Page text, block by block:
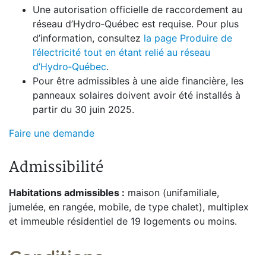
Une autorisation officielle de raccordement au
réseau d’Hydro‑Québec est requise. Pour plus
d’information, consultez la page Produire de
l’électricité tout en étant relié au réseau
d’Hydro‑Québec.
Pour être admissibles à une aide financière, les
panneaux solaires doivent avoir été installés à
partir du 30 juin 2025.
Faire une demande
Admissibilité
Habitations admissibles : maison (unifamiliale,
jumelée, en rangée, mobile, de type chalet), multiplex
et immeuble résidentiel de 19 logements ou moins.